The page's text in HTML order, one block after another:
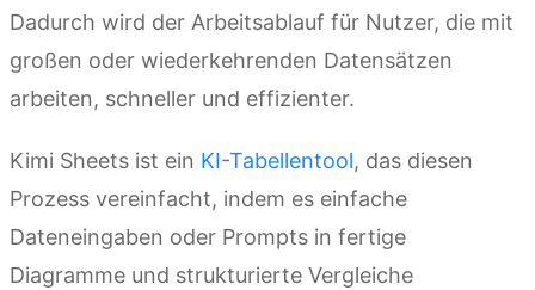
Dadurch wird der Arbeitsablauf für Nutzer, die mit
großen oder wiederkehrenden Datensätzen
arbeiten, schneller und effizienter.
Kimi Sheets ist ein KI-Tabellentool, das diesen
Prozess vereinfacht, indem es einfache
Dateneingaben oder Prompts in fertige
Diagramme und strukturierte Vergleiche